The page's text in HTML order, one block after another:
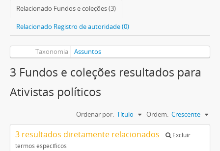
Relacionado Fundos e coleções (3)
Relacionado Registro de autoridade (0)
Taxonomia Assuntos
3 Fundos e coleções resultados para
Ativistas políticos
Ordenar por: Título Ordem: Crescente
3 resultados diretamente relacionados
Excluir
termos específicos